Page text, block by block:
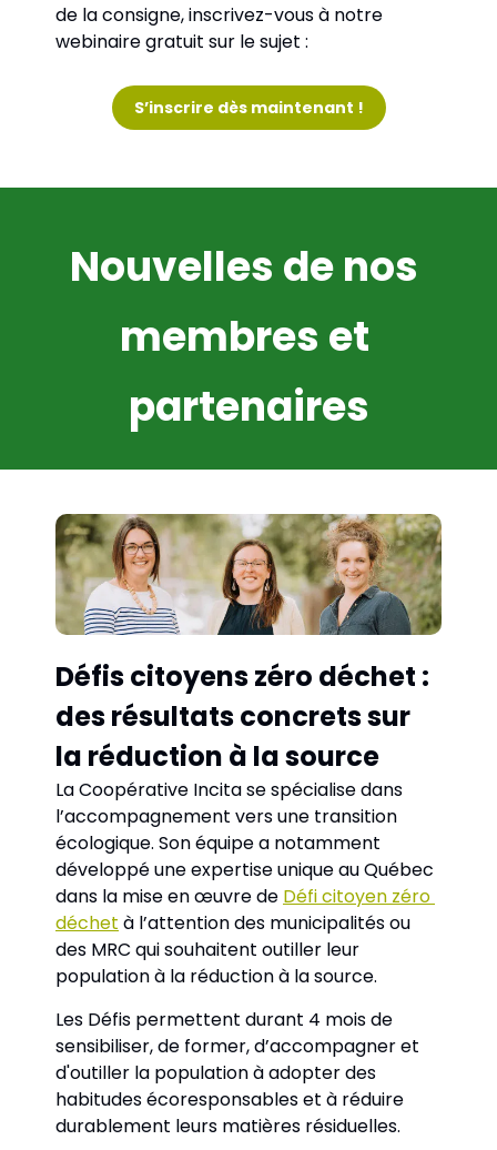
de la consigne, inscrivez-vous à notre
webinaire gratuit sur le sujet :
S’inscrire dès maintenant !
Nouvelles de nos
membres et
partenaires
Défis citoyens zéro déchet :
des résultats concrets sur
la réduction à la source
La Coopérative Incita se spécialise dans
l’accompagnement vers une transition
écologique. Son équipe a notamment
développé une expertise unique au Québec
dans la mise en œuvre de Défi citoyen zéro
déchet à l’attention des municipalités ou
des MRC qui souhaitent outiller leur
population à la réduction à la source.
Les Défis permettent durant 4 mois de
sensibiliser, de former, d’accompagner et
d'outiller la population à adopter des
habitudes écoresponsables et à réduire
durablement leurs matières résiduelles.